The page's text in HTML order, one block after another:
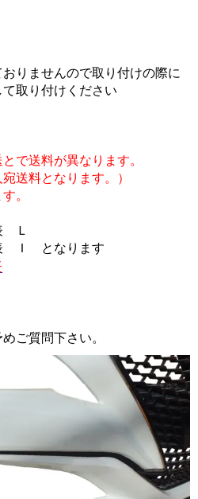
りませんので取り付けの際に
取り付けください
で送料が異なります。
送料となります。）
。
Ｌ
Ｉ
となります
ご質問下さい。